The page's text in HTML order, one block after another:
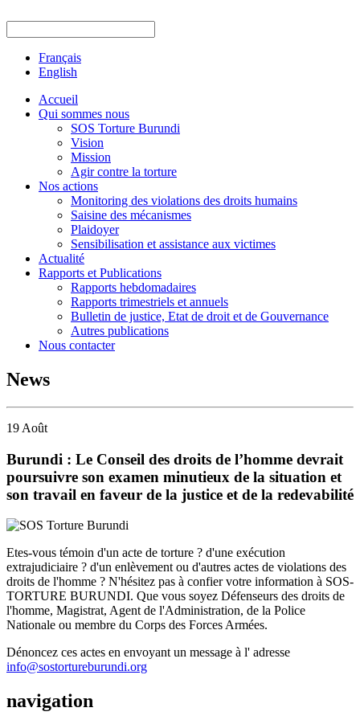
Français
English
Accueil
Qui sommes nous
SOS Torture Burundi
Vision
Mission
Agir contre la torture
Nos actions
Monitoring des violations des droits humains
Saisine des mécanismes
Plaidoyer
Sensibilisation et assistance aux victimes
Actualité
Rapports et Publications
Rapports hebdomadaires
Rapports trimestriels et annuels
Bulletin de justice, Etat de droit et de Gouvernance
Autres publications
Nous contacter
News
19 Août
Burundi : Le Conseil des droits de l’homme devrait
poursuivre son examen minutieux de la situation et
son travail en faveur de la justice et de la redevabilité
Etes-vous témoin d'un acte de torture ? d'une exécution
extrajudiciaire ? d'un enlèvement ou d'autres actes de violations des
droits de l'homme ? N'hésitez pas à confier votre information à SOS-
TORTURE BURUNDI. Que vous soyez Défenseurs des droits de
l'homme, Magistrat, Agent de l'Administration, de la Police
Nationale ou membre du Corps des Forces Armées.
Dénoncez ces actes en envoyant un message à l' adresse
info@sostortureburundi.org
navigation